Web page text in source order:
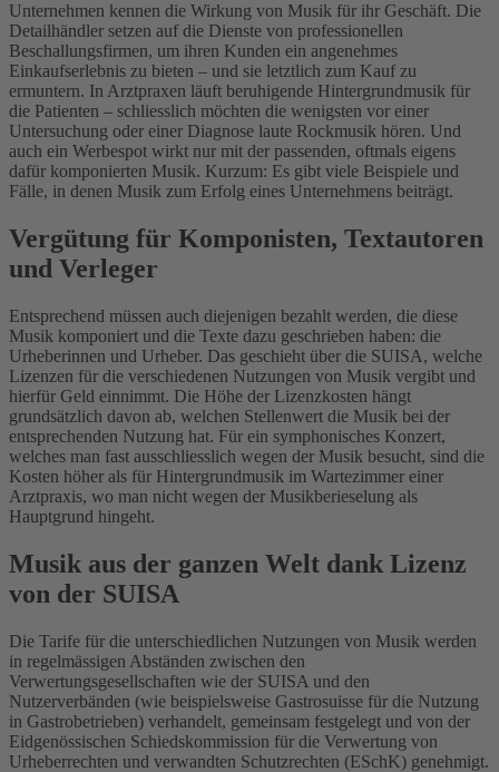
Unternehmen kennen die Wirkung von Musik für ihr Geschäft. Die
Detailhändler setzen auf die Dienste von professionellen
Beschallungsfirmen, um ihren Kunden ein angenehmes
Einkaufserlebnis zu bieten – und sie letztlich zum Kauf zu
ermuntern. In Arztpraxen läuft beruhigende Hintergrundmusik für
die Patienten – schliesslich möchten die wenigsten vor einer
Untersuchung oder einer Diagnose laute Rockmusik hören. Und
auch ein Werbespot wirkt nur mit der passenden, oftmals eigens
dafür komponierten Musik. Kurzum: Es gibt viele Beispiele und
Fälle, in denen Musik zum Erfolg eines Unternehmens beiträgt.
Vergütung für Komponisten, Textautoren
und Verleger
Entsprechend müssen auch diejenigen bezahlt werden, die diese
Musik komponiert und die Texte dazu geschrieben haben: die
Urheberinnen und Urheber. Das geschieht über die SUISA, welche
Lizenzen für die verschiedenen Nutzungen von Musik vergibt und
hierfür Geld einnimmt. Die Höhe der Lizenzkosten hängt
grundsätzlich davon ab, welchen Stellenwert die Musik bei der
entsprechenden Nutzung hat. Für ein symphonisches Konzert,
welches man fast ausschliesslich wegen der Musik besucht, sind die
Kosten höher als für Hintergrundmusik im Wartezimmer einer
Arztpraxis, wo man nicht wegen der Musikberieselung als
Hauptgrund hingeht.
Musik aus der ganzen Welt dank Lizenz
von der SUISA
Die Tarife für die unterschiedlichen Nutzungen von Musik werden
in regelmässigen Abständen zwischen den
Verwertungsgesellschaften wie der SUISA und den
Nutzerverbänden (wie beispielsweise Gastrosuisse für die Nutzung
in Gastrobetrieben) verhandelt, gemeinsam festgelegt und von der
Eidgenössischen Schiedskommission für die Verwertung von
Urheberrechten und verwandten Schutzrechten (ESchK) genehmigt.